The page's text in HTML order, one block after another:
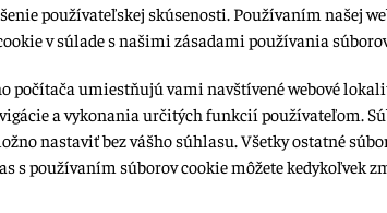
používateľskej skúsenosti. Používaním našej
v súlade s našimi zásadami používania
počítača umiestňujú vami navštívené webové
a vykonania určitých funkcií používateľom.
nastaviť bez vášho súhlasu. Všetky ostatné
s používaním súborov cookie môžete kedykoľvek